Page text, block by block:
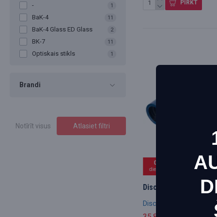
Šī
- 1
BaK-4 11
BaK-4 Glass ED Glass 2
BK-7 11
Optiskais stikls 1
Brandi
Notīrīt visus Atlasiet filtri
PIRKT
03
dienas stundas
29
Discovery
Discovery Elbrus